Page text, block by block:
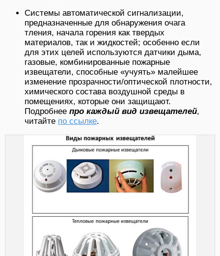
Системы автоматической сигнализации,
предназначенные для обнаружения очага
тления, начала горения как твердых
материалов, так и жидкостей; особенно если
для этих целей используются датчики дыма,
газовые, комбинированные пожарные
извещатели, способные «учуять» малейшее
изменение прозрачности/оптической плотности,
химического состава воздушной среды в
помещениях, которые они защищают.
Подробнее про каждый вид извещателей,
читайте по ссылке.